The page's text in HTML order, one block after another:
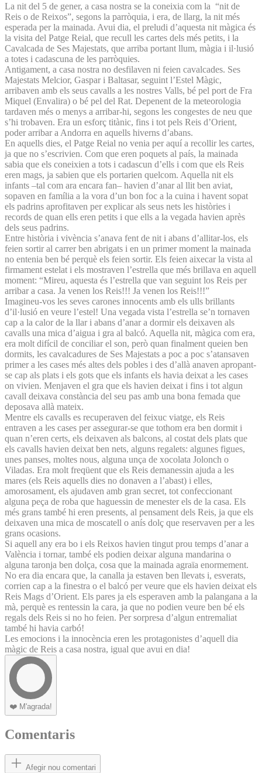
La nit del 5 de gener, a casa nostra se la coneixia com la “nit de
Reis o de Reixos”, segons la parròquia, i era, de llarg, la nit més
esperada per la mainada. Avui dia, el preludi d’aquesta nit màgica és
la visita del Patge Reial, que recull les cartes dels més petits, i la
Cavalcada de Ses Majestats, que arriba portant llum, màgia i il·lusió
a totes i cadascuna de les parròquies.
Antigament, a casa nostra no desfilaven ni feien cavalcades. Ses
Majestats Melcior, Gaspar i Baltasar, seguint l’Estel Màgic,
arribaven amb els seus cavalls a les nostres Valls, bé pel port de Fra
Miquel (Envalira) o bé pel del Rat. Depenent de la meteorologia
tardaven més o menys a arribar-hi, segons les congestes de neu que
s’hi trobaven. Era un esforç titànic, fins i tot pels Reis d’Orient,
poder arribar a Andorra en aquells hiverns d’abans.
En aquells dies, el Patge Reial no venia per aquí a recollir les cartes,
ja que no s’escrivien. Com que eren poquets al país, la mainada
sabia que els coneixien a tots i cadascun d’ells i com que els Reis
eren mags, ja sabien que els portarien quelcom. Aquella nit els
infants –tal com ara encara fan– havien d’anar al llit ben aviat,
sopaven en família a la vora d’un bon foc a la cuina i havent sopat
els padrins aprofitaven per explicar als seus nets les històries i
records de quan ells eren petits i que ells a la vegada havien après
dels seus padrins.
Entre història i vivència s’anava fent de nit i abans d’allitar-los, els
feien sortir al carrer ben abrigats i en un primer moment la mainada
no entenia ben bé perquè els feien sortir. Els feien aixecar la vista al
firmament estelat i els mostraven l’estrella que més brillava en aquell
moment: “Mireu, aquesta és l’estrella que van seguint los Reis per
arribar a casa. Ja venen los Reis!!! Ja venen los Reis!!!”
Imagineu-vos les seves carones innocents amb els ulls brillants
d’il·lusió en veure l’estel! Una vegada vista l’estrella se’n tornaven
cap a la calor de la llar i abans d’anar a dormir els deixaven als
cavalls una mica d’aigua i gra al balcó. Aquella nit, màgica com era,
era molt difícil de conciliar el son, però quan finalment queien ben
dormits, les cavalcadures de Ses Majestats a poc a poc s’atansaven
primer a les cases més altes dels pobles i des d’allà anaven apropant-
se cap als plats i els gots que els infants els havia deixat a les cases
on vivien. Menjaven el gra que els havien deixat i fins i tot algun
cavall deixava constància del seu pas amb una bona femada que
deposava allà mateix.
Mentre els cavalls es recuperaven del feixuc viatge, els Reis
entraven a les cases per assegurar-se que tothom era ben dormit i
quan n’eren certs, els deixaven als balcons, al costat dels plats que
els cavalls havien deixat ben nets, alguns regalets: algunes figues,
unes panses, moltes nous, alguna unça de xocolata Jolonch o
Viladas. Era molt freqüent que els Reis demanessin ajuda a les
mares (els Reis aquells dies no donaven a l’abast) i elles,
amorosament, els ajudaven amb gran secret, tot confeccionant
alguna peça de roba que haguessin de menester els de la casa. Els
més grans també hi eren presents, al pensament dels Reis, ja que els
deixaven una mica de moscatell o anís dolç que reservaven per a les
grans ocasions.
Si aquell any era bo i els Reixos havien tingut prou temps d’anar a
València i tornar, també els podien deixar alguna mandarina o
alguna taronja ben dolça, cosa que la mainada agraïa enormement.
No era dia encara que, la canalla ja estaven ben llevats i, esverats,
corrien cap a la finestra o el balcó per veure que els havien deixat els
Reis Mags d’Orient. Els pares ja els esperaven amb la palangana a la
mà, perquè es rentessin la cara, ja que no podien veure ben bé els
regals dels Reis si no ho feien. Per sorpresa d’algun entremaliat
també hi havia carbó!
Les emocions i la innocència eren les protagonistes d’aquell dia
màgic de Reis a casa nostra, igual que avui en dia!
❤️ M'agrada!
Comentaris
Afegir nou comentari